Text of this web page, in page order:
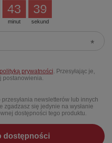
minut
43
sekund
39
polityką prywatności . Przesyłając je,
postanowienia.
newsletterów lub innych
zgadzasz się jedynie na wysłanie
dostępności tego produktu.
dostępności